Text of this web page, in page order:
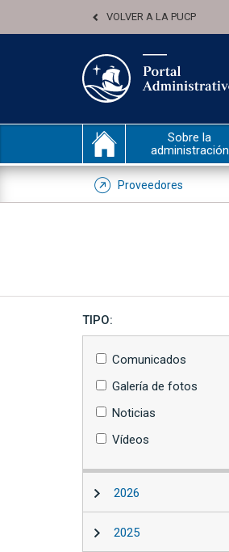
VOLVER A LA PUCP
Sobre la
administración
Proveedores
TIPO:
Comunicados
Galería de fotos
Noticias
Vídeos
2026
2025